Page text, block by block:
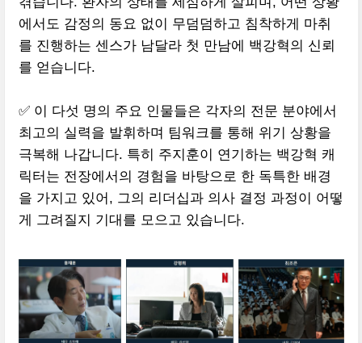
에서도 감정의 동요 없이 무덤덤하고 침착하게 마취
를 진행하는 센스가 남달라 첫 만남에 백강혁의 신뢰
를 얻습니다.
✅ 이 다섯 명의 주요 인물들은 각자의 전문 분야에서
최고의 실력을 발휘하며 팀워크를 통해 위기 상황을
극복해 나갑니다. 특히 주지훈이 연기하는 백강혁 캐
릭터는 전장에서의 경험을 바탕으로 한 독특한 배경
을 가지고 있어, 그의 리더십과 의사 결정 과정이 어떻
게 그려질지 기대를 모으고 있습니다.